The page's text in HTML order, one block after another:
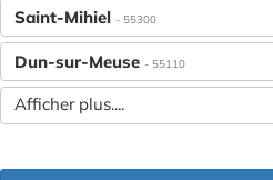
Saint-Mihiel - 55300
Dun-sur-Meuse - 55110
Afficher plus....